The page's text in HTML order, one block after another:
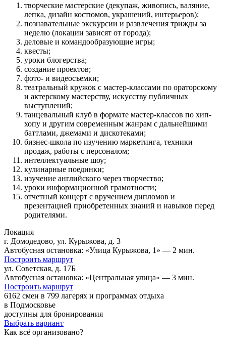
творческие мастерские (декупаж, живопись, валяние,
лепка, дизайн костюмов, украшений, интерьеров);
познавательные экскурсии и развлечения трижды за
неделю (локации зависят от города);
деловые и командообразующие игры;
квесты;
уроки блогерства;
создание проектов;
фото- и видеосъемки;
театральный кружок с мастер-классами по ораторскому
и актерскому мастерству, искусству публичных
выступлений;
танцевальный клуб в формате мастер-классов по хип-
хопу и другим современным жанрам с дальнейшими
баттлами, джемами и дискотеками;
бизнес-школа по изучению маркетинга, техники
продаж, работы с персоналом;
интеллектуальные шоу;
кулинарные поединки;
изучение английского через творчество;
уроки информационной грамотности;
отчетный концерт с вручением дипломов и
презентацией приобретенных знаний и навыков перед
родителями.
Локация
г. Домодедово, ул. Курыжова, д. 3
Автобусная остановка: «Улица Курыжова, 1» — 2 мин.
Построить маршрут
ул. Советская, д. 17Б
Автобусная остановка: «Центральная улица» — 3 мин.
Построить маршрут
6162 смен в 799 лагерях и программах отдыха
в Подмосковье
доступны для бронирования
Выбрать вариант
Как всё организовано?